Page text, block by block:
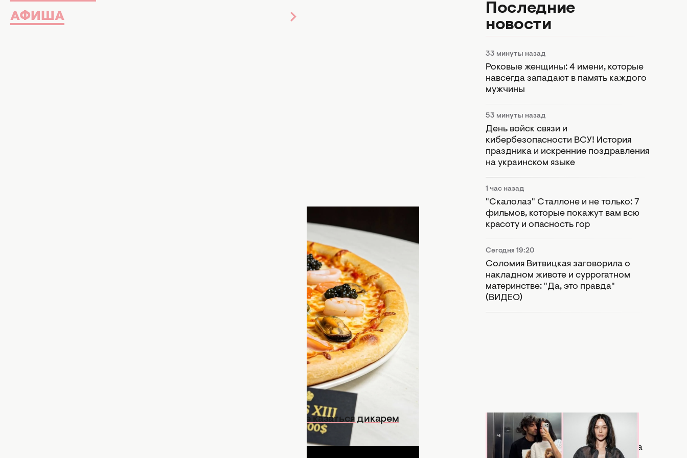
АФИША
хороший вискине может стоить
слишком дешево. Однако есть экстравагантно дорогие вещи, которые вы
можете съесть. К примеру, пицца, за стоимость которой можно купить
Пицца Луи XIII стоит 12 000 долларов, ее готовит у вас дома приглашенный
zestbitesрассказываем, из
У шведского стола строгие правила: сохраните, чтобы не казаться дикарем
Последние
новости
33 минуты назад
Роковые женщины: 4 имени, которые
навсегда западают в память каждого
мужчины
53 минуты назад
День войск связи и
кибербезопасности ВСУ! История
праздника и искренние поздравления
на украинском языке
1 час назад
"Скалолаз" Сталлоне и не только: 7
фильмов, которые покажут вам всю
красоту и опасность гор
Сегодня 19:20
Соломия Витвицкая заговорила о
накладном животе и суррогатном
материнстве: "Да, это правда"
(ВИДЕО)
Сегодня 17:56
Копия бывшей: в Сети активно
сравнивают новую девушку Дантеса